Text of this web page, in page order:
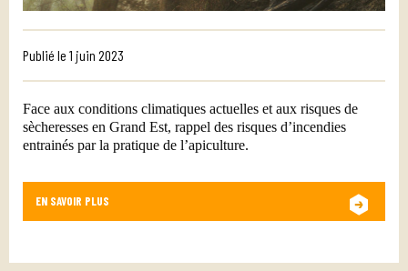
Publié le 1 juin 2023
Face aux conditions climatiques actuelles et aux risques de
sècheresses en Grand Est, rappel des risques d’incendies
entrainés par la pratique de l’apiculture.
EN SAVOIR PLUS